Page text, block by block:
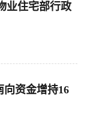
业住宅部行政
向资金增持16